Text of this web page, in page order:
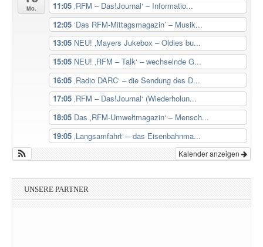
Mo.
11:05 ‚RFM – Das!Journal‘ – Informatio...
12:05 ‘Das RFM-Mittagsmagazin’ – Musik...
13:05 NEU! ‚Mayers Jukebox – Oldies bu...
15:05 NEU! ‚RFM – Talk‘ – wechselnde G...
16:05 ‚Radio DARC‘ – die Sendung des D...
17:05 ‚RFM – Das!Journal‘ (Wiederholun...
18:05 Das ‚RFM-Umweltmagazin‘ – Mensch...
19:05 ‚Langsamfahrt‘ – das Eisenbahnma...
Kalender anzeigen
UNSERE PARTNER